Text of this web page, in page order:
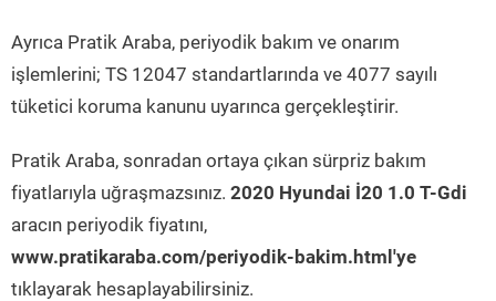
Ayrıca Pratik Araba, periyodik bakım ve onarım
işlemlerini; TS 12047 standartlarında ve 4077 sayılı
tüketici koruma kanunu uyarınca gerçekleştirir.
Pratik Araba, sonradan ortaya çıkan sürpriz bakım
fiyatlarıyla uğraşmazsınız. 2020 Hyundai İ20 1.0 T-Gdi
aracın periyodik fiyatını,
www.pratikaraba.com/periyodik-bakim.html'ye
tıklayarak hesaplayabilirsiniz.